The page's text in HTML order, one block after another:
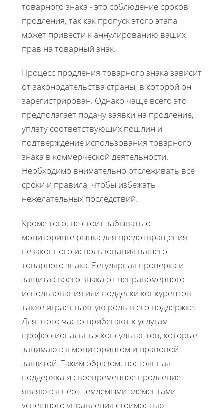
товарного знака - это соблюдение сроков
продления, так как пропуск этого этапа
может привести к аннулированию ваших
прав на товарный знак.
Процесс продления товарного знака зависит
от законодательства страны, в которой он
зарегистрирован. Однако чаще всего это
предполагает подачу заявки на продление,
уплату соответствующих пошлин и
подтверждение использования товарного
знака в коммерческой деятельности.
Необходимо внимательно отслеживать все
сроки и правила, чтобы избежать
нежелательных последствий.
Кроме того, не стоит забывать о
мониторинге рынка для предотвращения
незаконного использования вашего
товарного знака. Регулярная проверка и
защита своего знака от неправомерного
использования или подделки конкурентов
также играет важную роль в его поддержке.
Для этого часто прибегают к услугам
профессиональных консультантов, которые
занимаются мониторингом и правовой
защитой. Таким образом, постоянная
поддержка и своевременное продление
являются неотъемлемыми элементами
успешного управления стоимостью